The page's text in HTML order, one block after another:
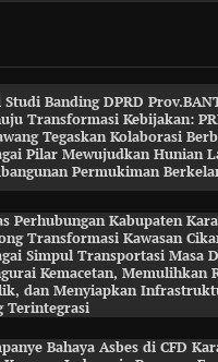
Banding DPRD
Transformasi Kebijakan:
Tegaskan Kolaborasi
Pilar Mewujudkan Hunian
Permukiman
Perhubungan Kabupaten
Transformasi Kawasan
Simpul Transportasi Masa
Kemacetan, Memulihkan
dan Menyiapkan
Terintegrasi
Bahaya Asbes di CFD